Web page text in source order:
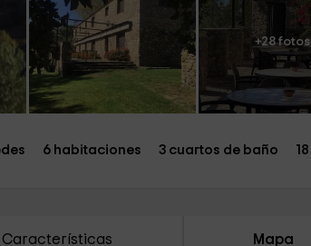
+28 fotos
6 habitaciones 3 cuartos de baño
Características Mapa